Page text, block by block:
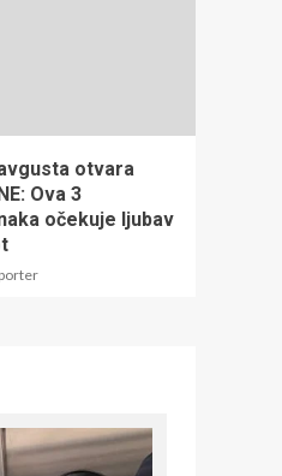
vaterpolisti protiv
Hrvatske u Zagrebu
za plasman u finale!
Pet dana do početka
Evropskog
spremna za
preminuo otac
otvara
Ova 3
očekuje ljubav